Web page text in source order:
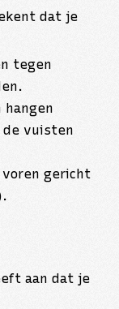
dat je
tegen
hangen
de vuisten
voren gericht
aan dat je